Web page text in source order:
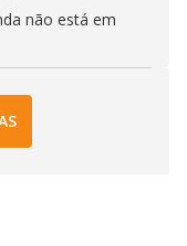
não está em